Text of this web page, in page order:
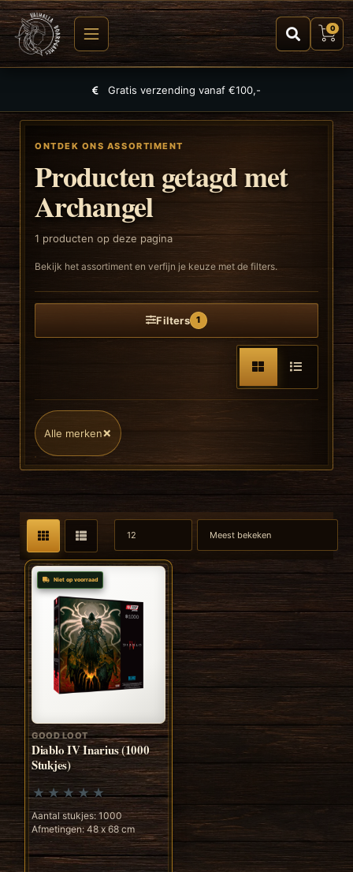
0
Gratis verzending vanaf €100,-
ONTDEK ONS ASSORTIMENT
Producten getagd met
Archangel
1 producten op deze pagina
Bekijk het assortiment en verfijn je keuze met de filters.
Filters 1
Alle merken×
Niet op voorraad
GOOD LOOT
Diablo IV Inarius (1000
Stukjes)
Aantal stukjes: 1000
Afmetingen: 48 x 68 cm